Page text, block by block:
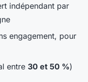
indépendant par
engagement, pour
entre 30 et 50 %)